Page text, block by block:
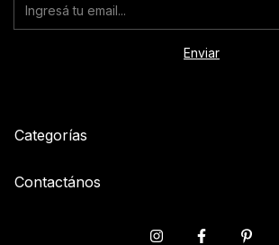
Categorías
Contactános